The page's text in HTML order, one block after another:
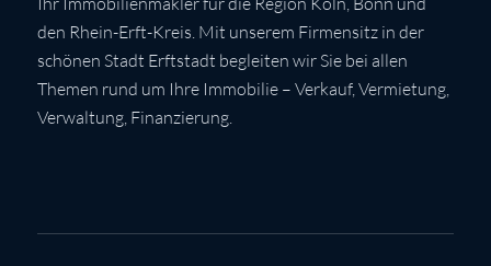
den Rhein-Erft-Kreis. Mit unserem Firmensitz in der
schönen Stadt Erftstadt begleiten wir Sie bei allen
Themen rund um Ihre Immobilie – Verkauf, Vermietung,
Verwaltung, Finanzierung.